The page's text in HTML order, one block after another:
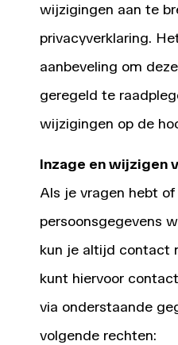
wijzigingen aan te
privacyverklaring.
aanbeveling om
geregeld te
wijzigingen op de
Inzage en wijzigen
Als je vragen hebt
persoonsgegevens
kun je altijd contact
kunt hiervoor
via onderstaande
volgende rechten: